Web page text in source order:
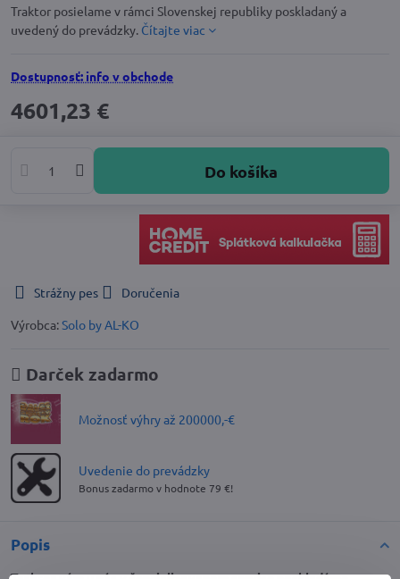
Traktor posielame v rámci Slovenskej republiky poskladaný a
uvedený do prevádzky. Čítajte viac
Dostupnosť: info v obchode
4601,23 €
Do košíka
Strážny pes
Doručenia
Výrobca:Solo by AL-KO
Darček zadarmo
Možnosť výhry až 200000,-€
Uvedenie do prevádzky
Bonus zadarmo v hodnote 79 €!
Popis